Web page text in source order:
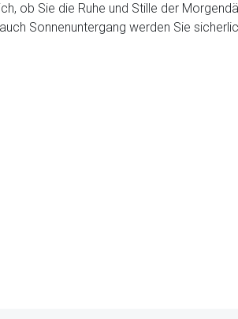
ob Sie die Ruhe und Stille der
Sonnenuntergang werden Sie